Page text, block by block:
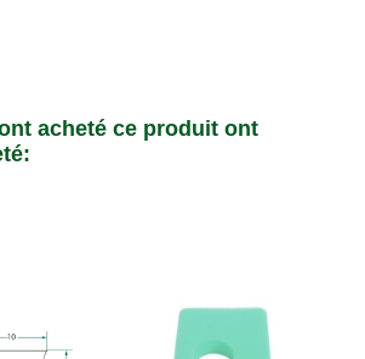
acheté ce produit ont